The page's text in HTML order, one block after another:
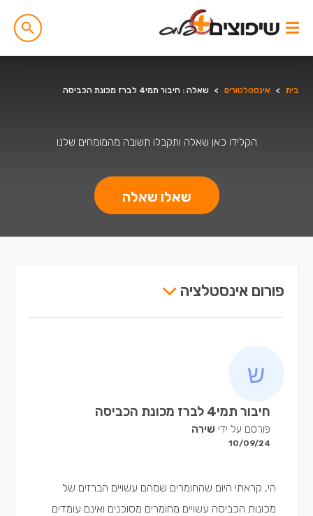
בית > אינסטלטורים > שאלה : חיבור תמי4 לברז מכונת הכביסה
הקלידו כאן שאלה ותקבלו תשובה מהמומחים שלנו
שאלו שאלה
פורום אינסטלציה
חיבור תמי4 לברז מכונת הכביסה
פורסם על ידי שירה
10/09/24
הי, קראתי היום שהחומרים שמהם עשויים הברזים של
מכונות הכביסה עשויים מחומרים מסוכנים ואינם עומדים